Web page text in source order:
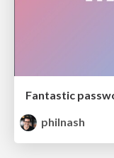
philnash